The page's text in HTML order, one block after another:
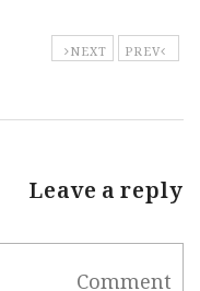
PREV
NEXT
Leave a reply